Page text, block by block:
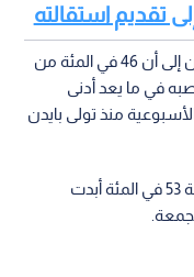
تقديم استقالته
وخلص استطلاع الرأي الذي أجري يوم الاثنين إلى أن 46 في المئة من
في ما يعد أدنى
منذ تولى بايدن
وكانت هذه النسبة منخفضة أيضا عن نسبة 53 في المئة أبدت